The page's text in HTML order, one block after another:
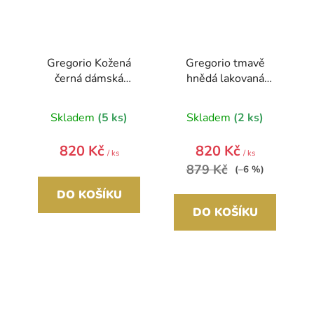
Gregorio Kožená
černá dámská
motýlky v dárkové
krabičce
Skladem (5 ks)
820 Kč / ks
DO KOŠÍKU
Gregorio tmavě
hnědá lakovaná
peněženka v dárkové
krabičce
Skladem (2 ks)
820 Kč / ks
879 Kč (–6 %)
DO KOŠÍKU